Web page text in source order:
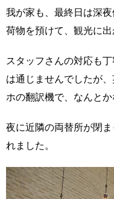
我が家も、最終日は深
荷物を預けて、観光に出
スタッフさんの対応も
は通じませんでしたが
ホの翻訳機で、なんとか
夜に近隣の両替所が閉
れました。